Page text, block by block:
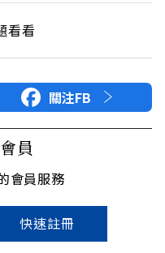
看看
關注FB
員
會員服務
快速註冊